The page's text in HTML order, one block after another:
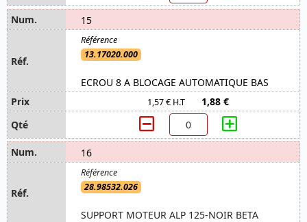
15
13.17020.000
ECROU 8 A BLOCAGE AUTOMATIQUE BAS
1,57 € H.T 1,88 €
16
28.98532.026
SUPPORT MOTEUR ALP 125-NOIR BETA